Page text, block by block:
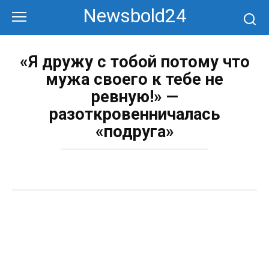
контенту
Newsbold24
«Я дружу с тобой потому что
мужа своего к тебе не
ревную!» —
разоткровенничалась
«подруга»